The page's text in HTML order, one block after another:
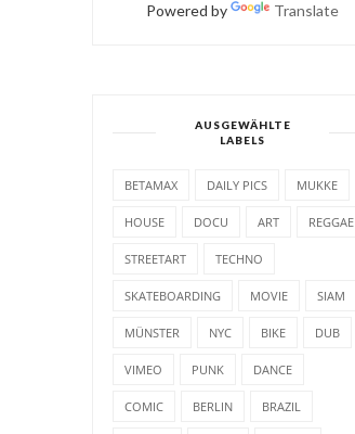
Powered by Translate
AUSGEWÄHLTE
LABELS
BETAMAX DAILY PICS MUKKE
HOUSE DOCU ART REGGAE
STREETART TECHNO
SKATEBOARDING MOVIE SIAM
MÜNSTER NYC BIKE DUB
VIMEO PUNK DANCE
COMIC BERLIN BRAZIL